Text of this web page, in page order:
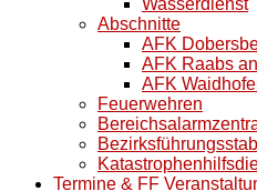
Wasserdienst
Abschnitte
AFK
AFK Raabs
AFK
Feuerwehren
Bezirksführungsstab
Termine & FF